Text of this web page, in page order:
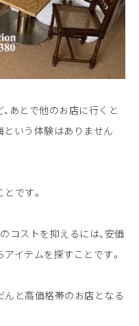
あとで他のお店に行くと
いう体験はありません
です。
コストを抑えるには、安価
イテムを探すことです。
と高価格帯のお店となる